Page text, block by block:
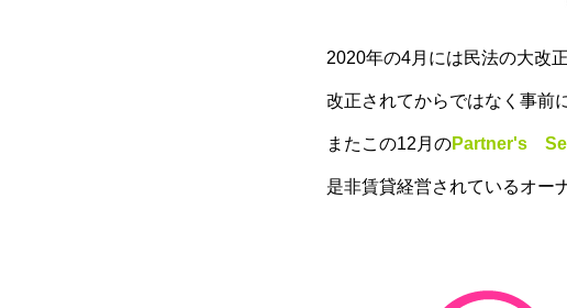
2020年の4月には民法の大改
改正されてからではなく事前
またこの12月のPartner's
是非賃貸経営されているオー